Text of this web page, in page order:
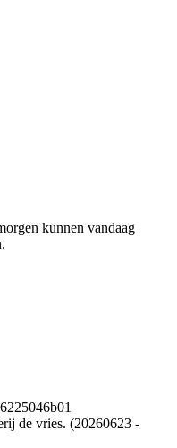
kunnen vandaag
de vries. (20260623 -